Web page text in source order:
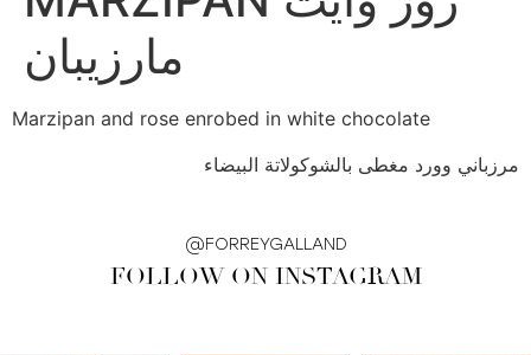
مارزيبان
Marzipan and rose enrobed in white chocolate
مرزباني وورد مغطى بالشوكولاتة البيضاء
@FORREYGALLAND
FOLLOW ON INSTAGRAM